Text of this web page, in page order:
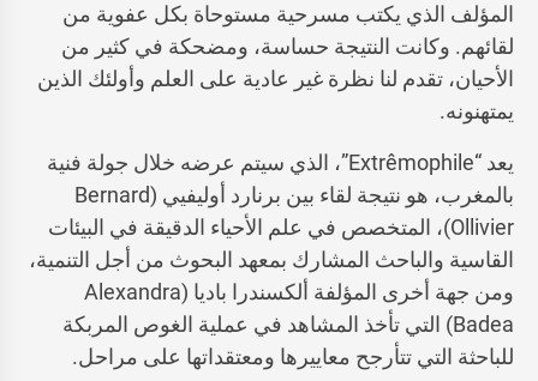
المؤلف الذي يكتب مسرحية مستوحاة بكل عفوية من
لقائهم. وكانت النتيجة حساسة، ومضحكة في كثير من
الأحيان، تقدم لنا نظرة غير عادية على العلم وأولئك الذين
يمتهنونه.
يعد “Extrêmophile”، الذي سيتم عرضه خلال جولة فنية
بالمغرب، هو نتيجة لقاء بين برنارد أوليفيي (Bernard
Ollivier)، المتخصص في علم الأحياء الدقيقة في البيئات
القاسية والباحث المشارك بمعهد البحوث من أجل التنمية،
ومن جهة أخرى المؤلفة ألكسندرا باديا (Alexandra
Badea) التي تأخذ المشاهد في عملية الغوص المربكة
للباحثة التي تتأرجح معاييرها ومعتقداتها على مراحل.